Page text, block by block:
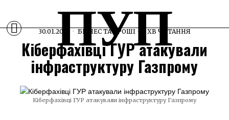
ПУП
30.01.2025 БІЗНЕС ТА ГРОШІ 1 ХВ ЧИТАННЯ
Кіберфахівці ГУР атакували
інфраструктуру Газпрому
Кіберфахівці ГУР атакували інфраструктуру Газпрому